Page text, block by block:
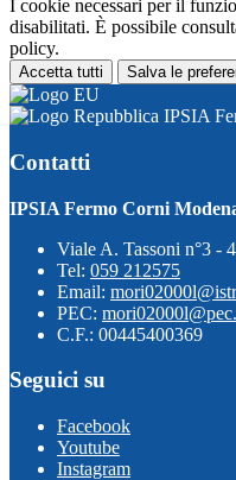
I cookie necessari per il
disabilitati. È possibile
policy.
Accetta tutti Salva le
IPSIA
Contatti
IPSIA Fermo Corni
Viale A. Tassoni n°3 -
Tel: 059 212575
Email:
PEC:
C.F.: 00445400369
Seguici su
Facebook
Youtube
Instagram